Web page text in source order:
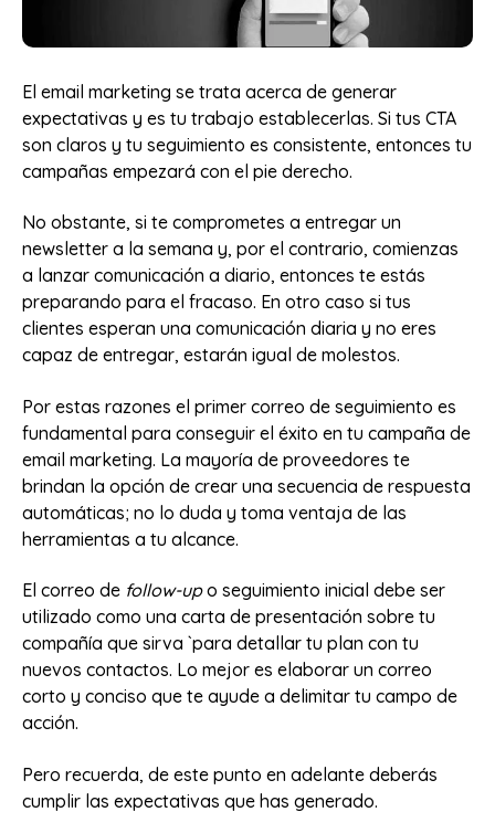
El email marketing se trata acerca de generar
expectativas y es tu trabajo establecerlas. Si tus CTA
son claros y tu seguimiento es consistente, entonces tu
campañas empezará con el pie derecho.
No obstante, si te comprometes a entregar un
newsletter a la semana y, por el contrario, comienzas
a lanzar comunicación a diario, entonces te estás
preparando para el fracaso. En otro caso si tus
clientes esperan una comunicación diaria y no eres
capaz de entregar, estarán igual de molestos.
Por estas razones el primer correo de seguimiento es
fundamental para conseguir el éxito en tu campaña de
email marketing. La mayoría de proveedores te
brindan la opción de crear una secuencia de respuesta
automáticas; no lo duda y toma ventaja de las
herramientas a tu alcance.
El correo de follow-upo seguimiento inicial debe ser
utilizado como una carta de presentación sobre tu
compañía que sirva `para detallar tu plan con tu
nuevos contactos. Lo mejor es elaborar un correo
corto y conciso que te ayude a delimitar tu campo de
acción.
Pero recuerda, de este punto en adelante deberás
cumplir las expectativas que has generado.